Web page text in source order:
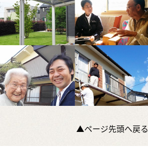
▲ページ先頭へ戻る